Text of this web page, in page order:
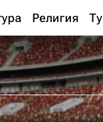
Религия